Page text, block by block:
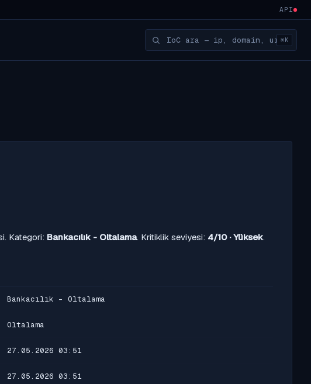
API
⌘K
Kategori: Bankacılık - Oltalama. Kritiklik seviyesi: 4/10 · Yüksek.
Bankacılık - Oltalama
Oltalama
27.05.2026 03:51
27.05.2026 03:51